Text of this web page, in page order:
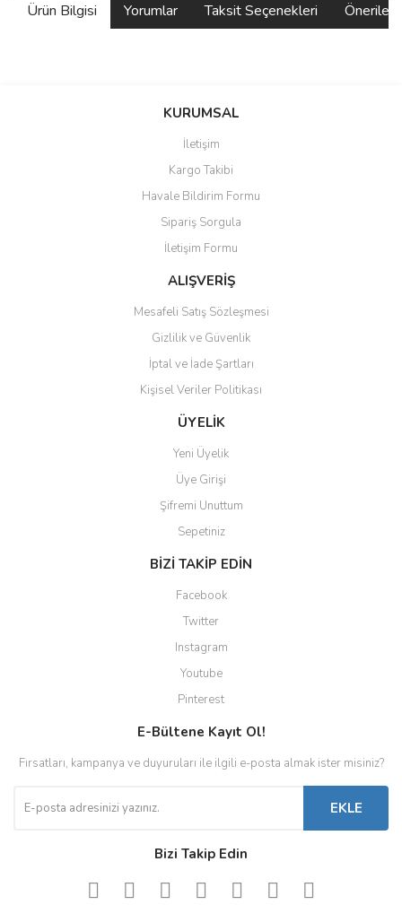
Ürün Bilgisi Yorumlar Taksit Seçenekleri
Bu ürüne ilk yorumu siz yapın!
Ürün resmi kalitesiz, bozuk veya görüntülenemiyor.
Ürün açıklamasında eksik bilgiler bulunuyor.
Ürün bilgilerinde hatalar bulunuyor.
Ürün fiyatı diğer sitelerden daha pahalı.
Bu ürüne benzer farklı alternatifler olmalı.
Gönder
KURUMSAL
İletişim
Kargo Takibi
Havale Bildirim Formu
Sipariş Sorgula
İletişim Formu
ALIŞVERİŞ
Mesafeli Satış Sözleşmesi
Gizlilik ve Güvenlik
İptal ve İade Şartları
Kişisel Veriler Politikası
ÜYELİK
Yeni Üyelik
Üye Girişi
Şifremi Unuttum
Sepetiniz
BİZİ TAKİP EDİN
Facebook
Twitter
Instagram
Youtube
Pinterest
E-Bültene Kayıt Ol!
Fırsatları, kampanya ve duyuruları ile ilgili e-posta almak ister misiniz?
EKLE
Bizi Takip Edin